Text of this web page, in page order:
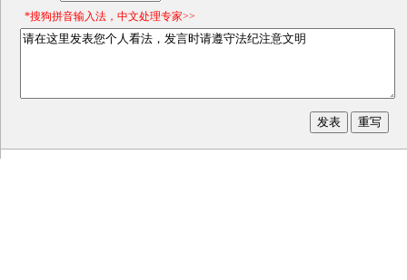
*搜狗拼音输入法，中文处理专家>>